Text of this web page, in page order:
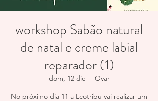
workshop Sabão natural
de natal e creme labial
reparador (1)
dom, 12 dic
  |
Ovar
No próximo dia 11 a Ecotribu vai realizar um